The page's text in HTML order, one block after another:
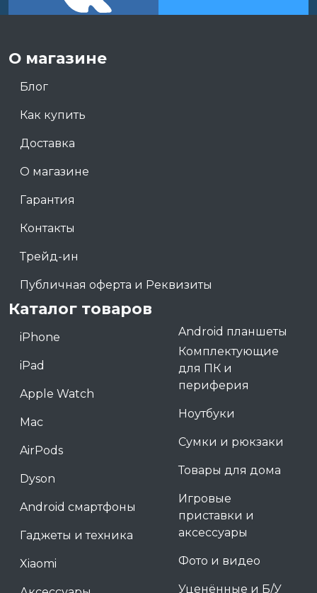
О магазине
Блог
Как купить
Доставка
О магазине
Гарантия
Контакты
Трейд-ин
Публичная оферта и Реквизиты
Каталог товаров
iPhone
iPad
Apple Watch
Mac
AirPods
Dyson
Android смартфоны
Гаджеты и техника
Xiaomi
Android планшеты
Комплектующие
для ПК и
периферия
Ноутбуки
Сумки и рюкзаки
Товары для дома
Игровые
приставки и
аксессуары
Фото и видео
Уценённые и Б/У